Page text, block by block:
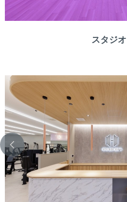
スタジオ